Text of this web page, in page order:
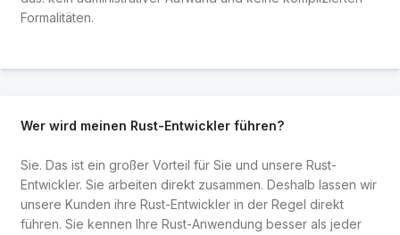
Formalitäten.
Wer wird meinen Rust-Entwickler führen?
Sie. Das ist ein großer Vorteil für Sie und unsere Rust-
Entwickler. Sie arbeiten direkt zusammen. Deshalb lassen wir
unsere Kunden ihre Rust-Entwickler in der Regel direkt
führen. Sie kennen Ihre Rust-Anwendung besser als jeder